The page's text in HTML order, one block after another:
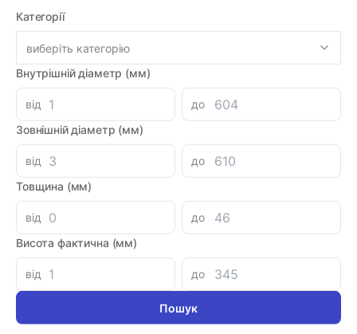
Категорії
виберіть категорію
Внутрішній діаметр (мм)
від
до
Зовнішній діаметр (мм)
від
до
Товщина (мм)
від
до
Висота фактична (мм)
від до
Артикул: A115016
Виробник: DICSA
ШТУЦЕР - ВНУТРІШНЯ
Адаптер AGR1" - BSP1/2" L=32 51ШВ-16-08
Код товара: 04102
Артикул: A11501608
Виробник: DICSA
245.28 грн - +